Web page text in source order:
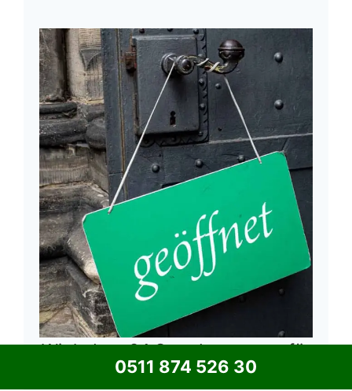
Wir haben 24 Stunden am tag für
Sie geöffnet.
0511 874 526 30